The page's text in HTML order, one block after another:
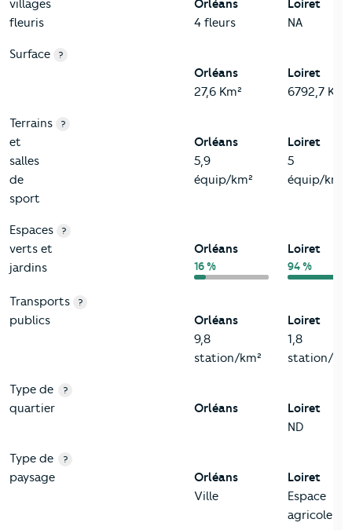
villages
fleuris
Orléans
4 fleurs
Loiret
NA
Surface ?
Orléans
27,6 Km²
Loiret
6792,7 Km²
Terrains
et
salles
de
sport
?
Orléans
5,9
équip/km²
Loiret
5
équip/km²
Espaces
verts et
jardins
?
Orléans
16 %
Loiret
94 %
Transports
publics
?
Orléans
9,8
station/km²
Loiret
1,8
station/
Type de
quartier
?
Orléans
Loiret
ND
Type de
paysage
?
Orléans
Ville
Loiret
Espace
agricole